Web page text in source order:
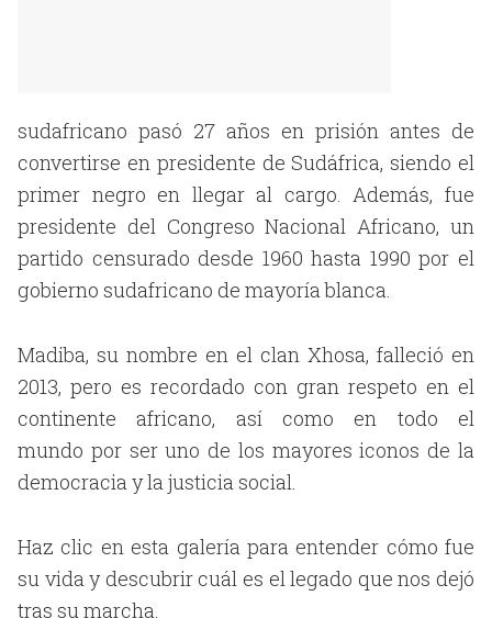
sudafricano pasó 27 años en prisión antes de
convertirse en presidente de Sudáfrica, siendo el
primer negro en llegar al cargo. Además, fue
presidente del Congreso Nacional Africano, un
partido censurado desde 1960 hasta 1990 por el
gobierno sudafricano de mayoría blanca.
Madiba, su nombre en el clan Xhosa, falleció en
2013, pero es recordado con gran respeto en el
continente africano, así como en todo el
mundo por ser uno de los mayores iconos de la
democracia y la justicia social.
Haz clic en esta galería para entender cómo fue
su vida y descubrir cuál es el legado que nos dejó
tras su marcha.